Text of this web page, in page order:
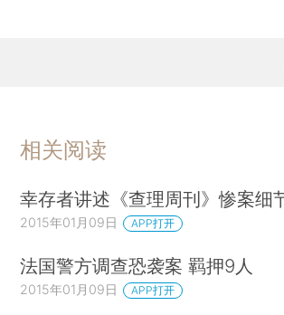
相关阅读
幸存者讲述《查理周刊》惨案细
2015年01月09日 APP打开
法国警方调查恐袭案 羁押9人
2015年01月09日 APP打开